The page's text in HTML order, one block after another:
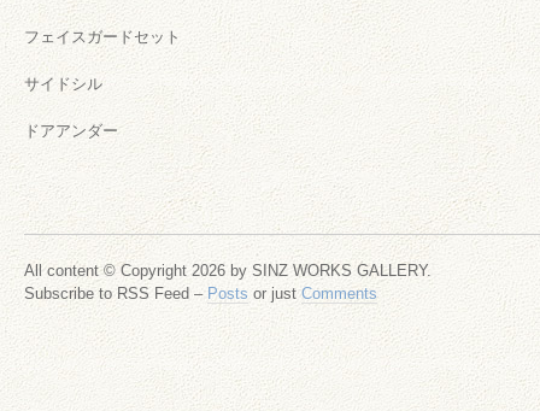
フェイスガードセット
サイドシル
ドアアンダー
All content © Copyright 2026 by SINZ WORKS GALLERY.
Subscribe to RSS Feed – Posts or just Comments